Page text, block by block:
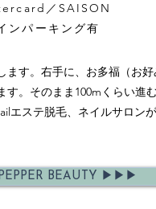
／SAISON
ンパーキング有
す。右手に、お多福（お
。そのまま100mくらい進
ステ脱毛、ネイルサロン
BEAUTY ▶︎▶︎▶︎